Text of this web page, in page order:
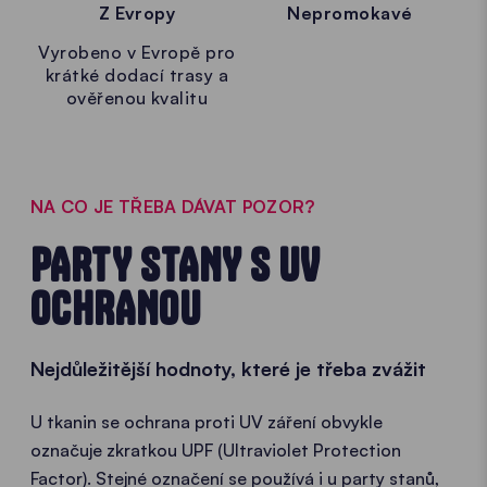
Z Evropy
Vyrobeno v Evropě pro
krátké dodací trasy a
ověřenou kvalitu
Nepromokavé
NA CO JE TŘEBA DÁVAT POZOR?
PARTY STANY S UV
OCHRANOU
Nejdůležitější hodnoty, které je třeba zvážit
U tkanin se ochrana proti UV záření obvykle
označuje zkratkou UPF (Ultraviolet Protection
Factor). Stejné označení se používá i u party stanů,